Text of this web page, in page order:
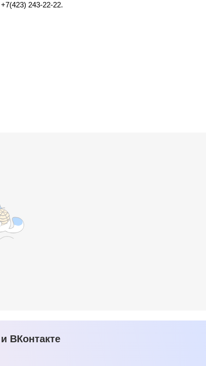
243-22-22.
ВКонтакте